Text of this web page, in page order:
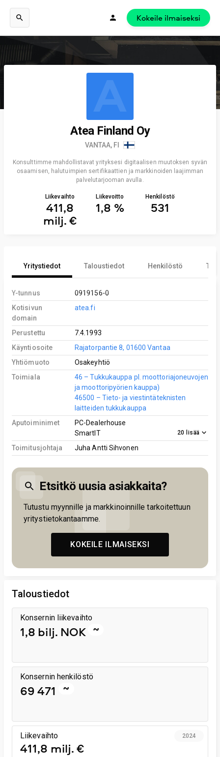
Kokeile ilmaiseksi
A
Atea Finland Oy
VANTAA, FI
Konsulttimme mahdollistavat yrityksesi digitaalisen muutoksen syvän
osaamisen, halutuimpien sertifikaattien ja markkinoiden laajimman
palvelutarjooman avulla.
Liikevaihto
411,8
milj. €
Liikevoitto
1,8 %
Henkilöstö
531
Yritystiedot Taloustiedot Henkilöstö
Y-tunnus
0919156-0
Kotisivun
domain
atea.fi
Perustettu
7.4.1993
Käyntiosoite
Rajatorpantie 8, 01600 Vantaa
Yhtiömuoto
Osakeyhtiö
Toimiala
46 – Tukkukauppa pl. moottoriajoneuvojen
ja moottoripyörien kauppa)
46500 – Tieto- ja viestintäteknisten
laitteiden tukkukauppa
Aputoiminimet
PC-Dealerhouse
SmartIT
20 lisää
Toimitusjohtaja Juha Antti Sihvonen
Etsitkö uusia asiakkaita?
Tutustu myynnille ja markkinoinnille tarkoitettuun
yritystietokantaamme.
KOKEILE ILMAISEKSI
Taloustiedot
Konsernin liikevaihto
1,8 bilj. NOK ~
Konsernin henkilöstö
69 471 ~
Liikevaihto
411,8 milj. €
2024